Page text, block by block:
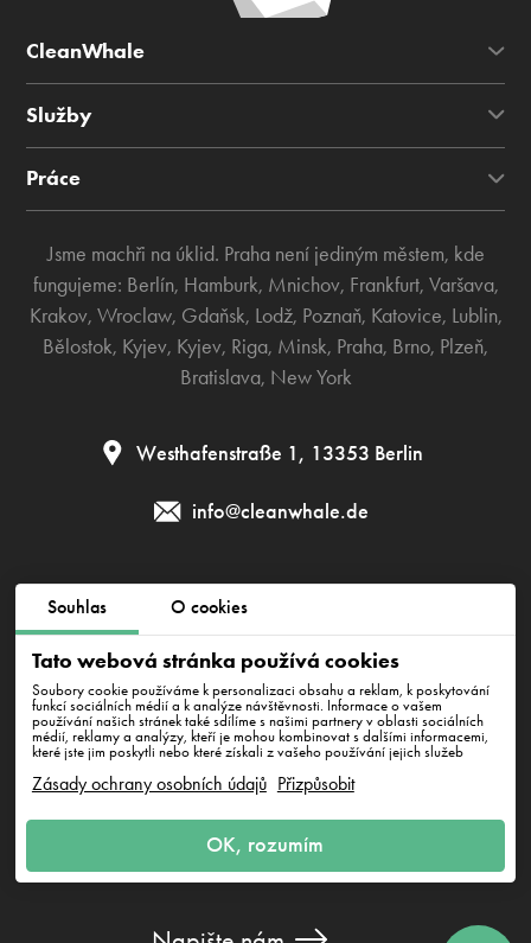
Souhlas O cookies
Tato webová stránka používá cookies
Soubory cookie používáme k personalizaci obsahu a reklam, k poskytování
funkcí sociálních médií a k analýze návštěvnosti. Informace o vašem
používání našich stránek také sdílíme s našimi partnery v oblasti sociálních
médií, reklamy a analýzy, kteří je mohou kombinovat s dalšími informacemi,
které jste jim poskytli nebo které získali z vašeho používání jejich služeb
Zásady ochrany osobních údajů Přizpůsobit
OK, rozumím
CleanWhale
Služby
Práce
Jsme machři na úklid. Praha není jediným městem, kde
fungujeme: Berlín, Hamburk, Mnichov, Frankfurt, Varšava,
Krakov, Wroclaw, Gdaňsk, Lodž, Poznaň, Katovice, Lublin,
Bělostok, Kyjev, Kyjev, Riga, Minsk, Praha, Brno, Plzeň,
Bratislava, New York
Westhafenstraße 1, 13353 Berlin
info@cleanwhale.de
Obchodní podmínky
Zásady cookies Impressum
CleanWhale GmbH, HRB 240046 B, DE353460818
Westhafenstraße 1, 13353 Berlin